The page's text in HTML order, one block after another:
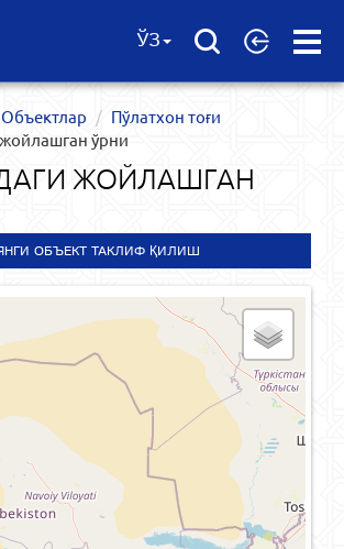
Open
ЎЗ
Объектлар
Пўлатхон тоғи
ўрни
ЖОЙЛАШГАН
ОБЪЕКТ ТАКЛИФ ҚИЛИШ